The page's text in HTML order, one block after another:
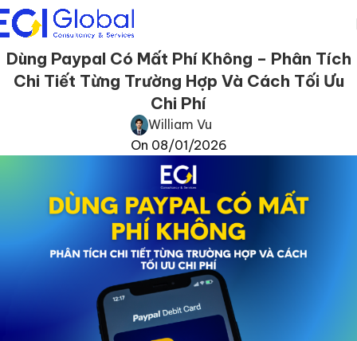
Dùng Paypal Có Mất Phí Không – Phân Tích
Chi Tiết Từng Trường Hợp Và Cách Tối Ưu
Chi Phí
William Vu
On 08/01/2026